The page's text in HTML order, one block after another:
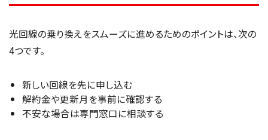
光回線の乗り換えをスムーズに進めるためのポイントは、次の
4つです。
新しい回線を先に申し込む
解約金や更新月を事前に確認する
不安な場合は専門窓口に相談する